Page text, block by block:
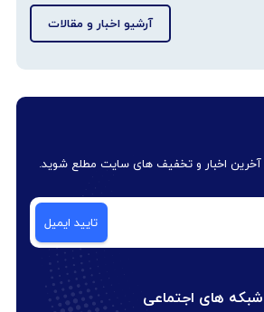
آرشیو اخبار و مقالات
آخرین اخبار و تخفیف های سایت مطلع شوید.
شبکه های اجتماعی